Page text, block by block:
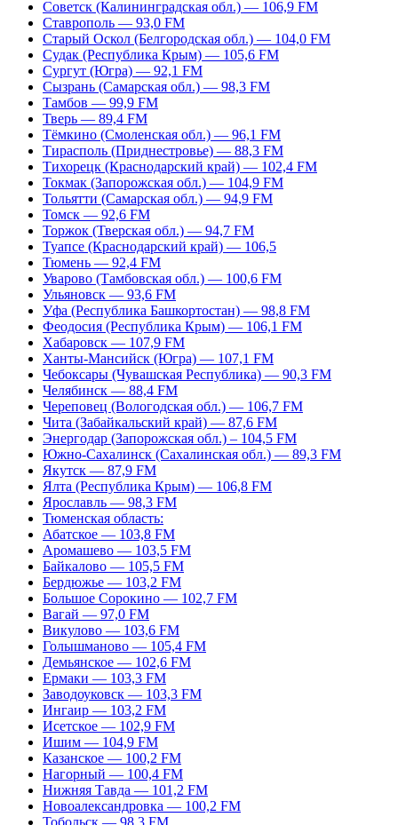
Советск (Калининградская обл.) — 106,9 FM
Ставрополь — 93,0 FM
Старый Оскол (Белгородская обл.) — 104,0 FM
Судак (Республика Крым) — 105,6 FM
Сургут (Югра) — 92,1 FM
Сызрань (Самарская обл.) — 98,3 FM
Тамбов — 99,9 FM
Тверь — 89,4 FM
Тёмкино (Смоленская обл.) — 96,1 FM
Тирасполь (Приднестровье) — 88,3 FM
Тихорецк (Краснодарский край) — 102,4 FM
Токмак (Запорожская обл.) — 104,9 FM
Тольятти (Самарская обл.) — 94,9 FM
Томск — 92,6 FM
Торжок (Тверская обл.) — 94,7 FM
Туапсе (Краснодарский край) — 106,5
Тюмень — 92,4 FM
Уварово (Тамбовская обл.) — 100,6 FM
Ульяновск — 93,6 FM
Уфа (Республика Башкортостан) — 98,8 FM
Феодосия (Республика Крым) — 106,1 FM
Хабаровск — 107,9 FM
Ханты-Мансийск (Югра) — 107,1 FM
Чебоксары (Чувашская Республика) — 90,3 FM
Челябинск — 88,4 FM
Череповец (Вологодская обл.) — 106,7 FM
Чита (Забайкальский край) — 87,6 FM
Энергодар (Запорожская обл.) – 104,5 FM
Южно-Сахалинск (Сахалинская обл.) — 89,3 FM
Якутск — 87,9 FM
Ялта (Республика Крым) — 106,8 FM
Ярославль — 98,3 FM
Тюменская область:
Абатское — 103,8 FM
Аромашево — 103,5 FM
Байкалово — 105,5 FM
Бердюжье — 103,2 FM
Большое Сорокино — 102,7 FM
Вагай — 97,0 FM
Викулово — 103,6 FM
Голышманово — 105,4 FM
Демьянское — 102,6 FM
Ермаки — 103,3 FM
Заводоуковск — 103,3 FM
Ингаир — 103,2 FM
Исетское — 102,9 FM
Ишим — 104,9 FM
Казанское — 100,2 FM
Нагорный — 100,4 FM
Нижняя Тавда — 101,2 FM
Новоалександровка — 100,2 FM
Тобольск — 98,3 FM